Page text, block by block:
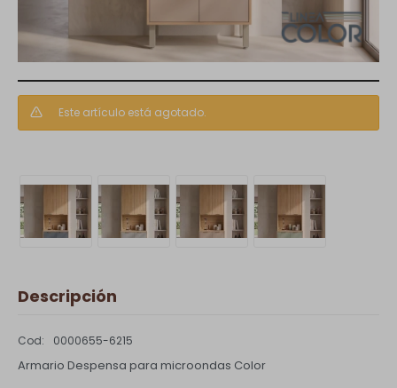
Este artículo está agotado.
Descripción
0000655-6215
Armario Despensa para microondas Color